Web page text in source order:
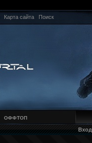
Карта сайта Поиск
ОФФТОП
Вход